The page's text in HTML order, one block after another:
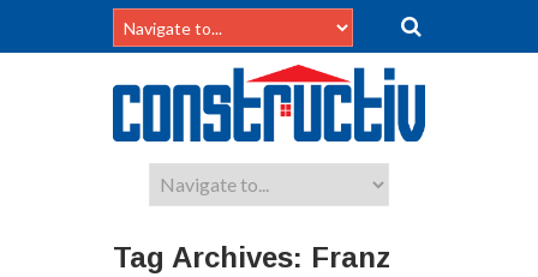
Tag Archives: Franz